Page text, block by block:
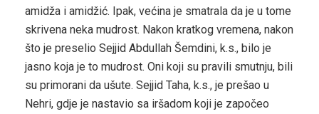
amidža i amidžić. Ipak, većina je smatrala da je u tome
skrivena neka mudrost. Nakon kratkog vremena, nakon
što je preselio Sejjid Abdullah Šemdini, k.s., bilo je
jasno koja je to mudrost. Oni koji su pravili smutnju, bili
su primorani da ušute. Sejjid Taha, k.s., je prešao u
Nehri, gdje je nastavio sa iršadom koji je započeo